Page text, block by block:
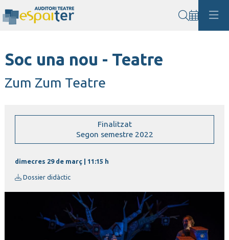
Soc una nou - Teatre
Zum Zum Teatre
Finalitzat
Segon semestre 2022
dimecres 29 de març 11:15 h
Dossier didàctic